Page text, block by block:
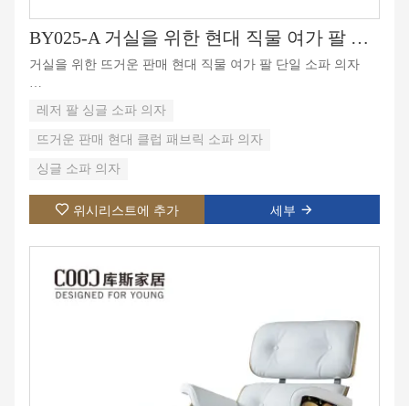
BY025-A 거실을 위한 현대 직물 여가 팔 단 하나 소파 의자
거실을 위한 뜨거운 판매 현대 직물 여가 팔 단일 소파 의자
거실과 사무실에 적합한 패션 디자인
가죽 소파 의자와 패브릭 소파 의자를 선택할 수 있습니다.
레저 팔 싱글 소파 의자
뜨거운 판매 현대 클럽 패브릭 소파 의자
싱글 소파 의자
위시리스트에 추가 세부